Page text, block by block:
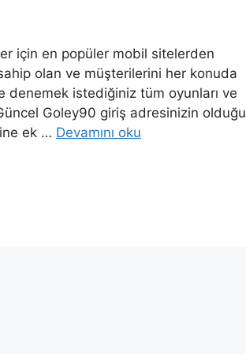
için en popüler mobil sitelerden
olan ve müşterilerini her konuda
istediğiniz tüm oyunları ve
Goley90 giriş adresinizin olduğu
ek … Devamını oku